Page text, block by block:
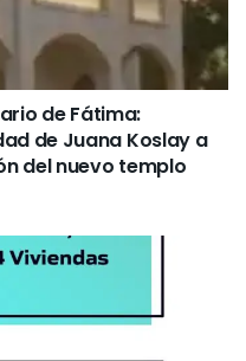
de Fátima:
de Juana Koslay a
del nuevo templo